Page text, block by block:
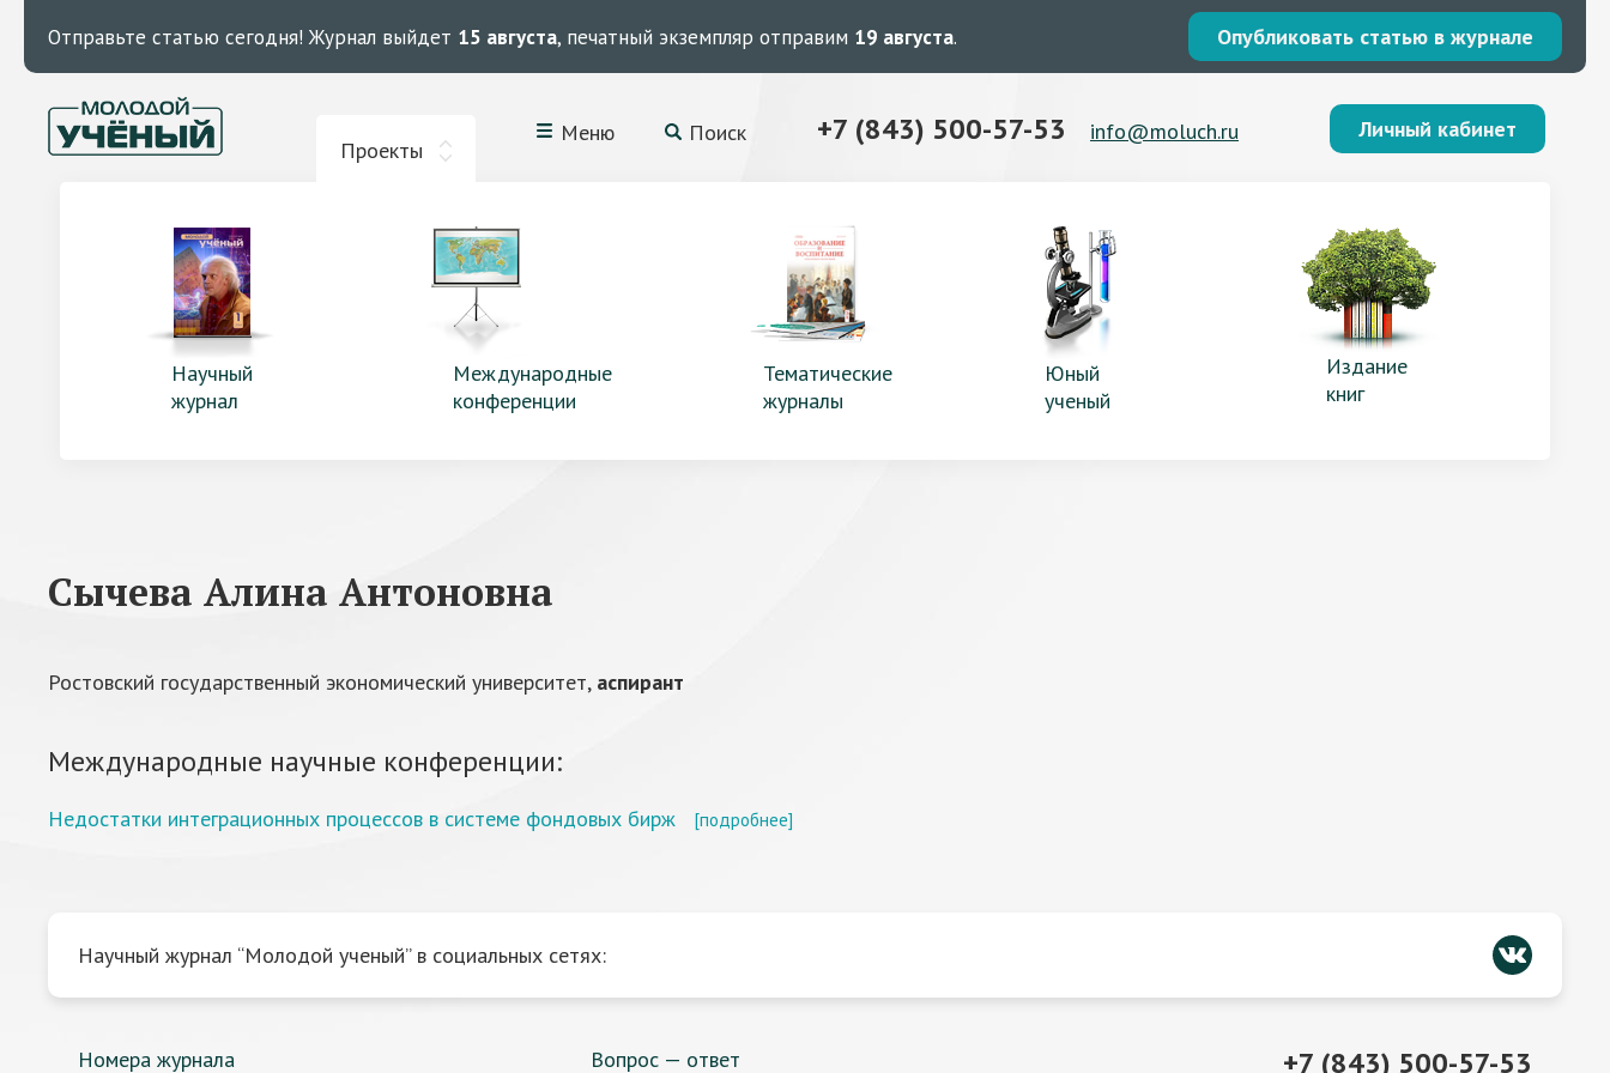
Отправьте статью сегодня! Журнал выйдет 15 августа, печатный экземпляр отправим 19 августа. Опубликовать статью в журнале
Проекты
Меню Поиск +7 (843) 500-57-53 info@moluch.ru Личный кабинет
Научный
журнал
Международные
конференции
Тематические
журналы
Юный
ученый
Издание
книг
Сычева Алина Антоновна
Ростовский государственный экономический университет, аспирант
Международные научные конференции:
Недостатки интеграционных процессов в системе фондовых бирж [подробнее]
Научный журнал “Молодой ученый” в социальных сетях:
Номера журнала Вопрос — ответ +7 (843) 500-57-53